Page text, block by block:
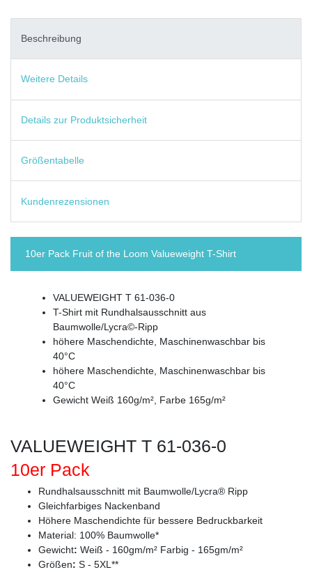
Beschreibung
Weitere Details
Details zur Produktsicherheit
Größentabelle
Kundenrezensionen
10er Pack Fruit of the Loom Valueweight T-Shirt
VALUEWEIGHT T 61-036-0
T-Shirt mit Rundhalsausschnitt aus
Baumwolle/Lycra©-Ripp
höhere Maschendichte, Maschinenwaschbar bis
40°C
höhere Maschendichte, Maschinenwaschbar bis
40°C
Gewicht Weiß 160g/m², Farbe 165g/m²
VALUEWEIGHT T 61-036-0
10er Pack
Rundhalsausschnitt mit Baumwolle/Lycra® Ripp
Gleichfarbiges Nackenband
Höhere Maschendichte für bessere Bedruckbarkeit
Material: 100% Baumwolle*
Gewicht: Weiß - 160gm/m² Farbig - 165gm/m²
Größen: S - 5XL**